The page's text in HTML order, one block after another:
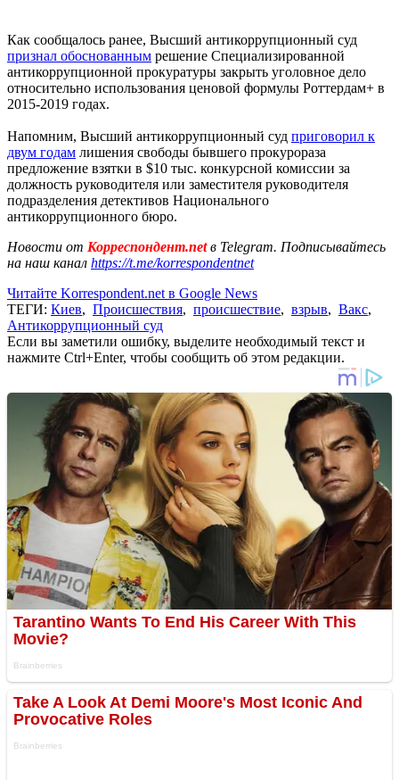
Как сообщалось ранее, Высший антикоррупционный суд
признал обоснованным решение Специализированной
антикоррупционной прокуратуры закрыть уголовное дело
относительно использования ценовой формулы Роттердам+ в
2015-2019 годах.
Напомним, Высший антикоррупционный суд приговорил к
двум годам лишения свободы бывшего прокурораза
предложение взятки в $10 тыс. конкурсной комиссии за
должность руководителя или заместителя руководителя
подразделения детективов Национального
антикоррупционного бюро.
Новости от Корреспондент.netв Telegram. Подписывайтесь
на наш канал https://t.me/korrespondentnet
Читайте Korrespondent.net в Google News
ТЕГИ: Киев, Происшествия, происшествие, взрыв, Вакс,
Антикоррупционный суд
Если вы заметили ошибку, выделите необходимый текст и
нажмите Ctrl+Enter, чтобы сообщить об этом редакции.